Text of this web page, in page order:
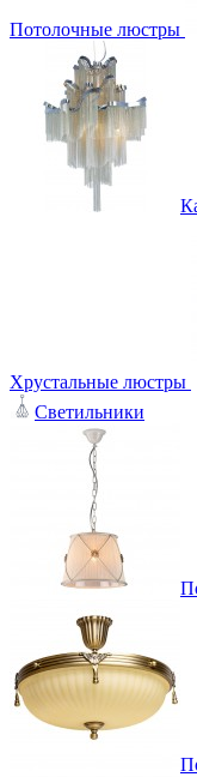
Потолочные люстры
Хрустальные люстры
Светильники